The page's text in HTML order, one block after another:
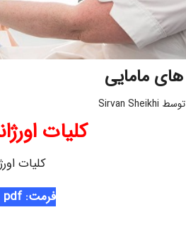
مامایی
توسط Sirvan Sheikhi
کلیات
کلیات
فرمت: pdf